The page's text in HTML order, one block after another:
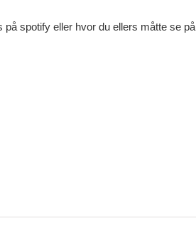
spotify eller hvor du ellers måtte se på